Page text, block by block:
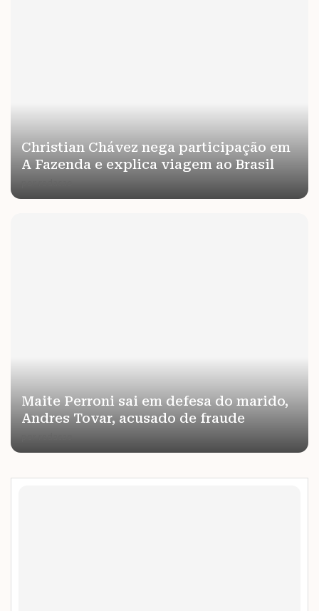
Christian Chávez nega participação em
A Fazenda e explica viagem ao Brasil
Maite Perroni sai em defesa do marido,
Andres Tovar, acusado de fraude